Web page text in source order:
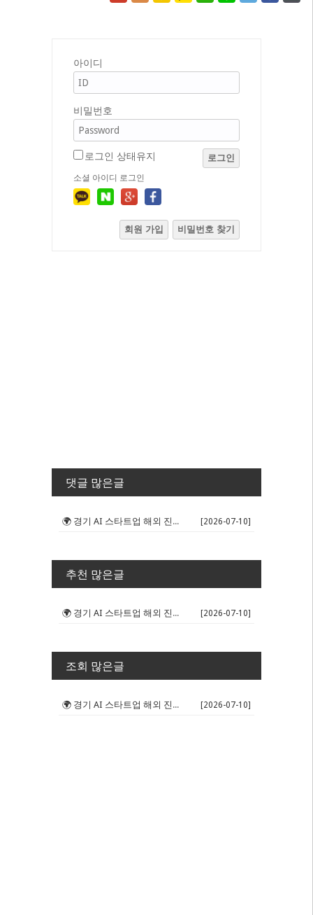
아이디
비밀번호
로그인 상태유지 로그인
소셜 아이디 로그인
회원 가입 비밀번호 찾기
댓글 많은글
🌍 경기 AI 스타트업 해외 진출 판... [2026-07-10]
추천 많은글
🌍 경기 AI 스타트업 해외 진출 판... [2026-07-10]
조회 많은글
🌍 경기 AI 스타트업 해외 진출 판... [2026-07-10]